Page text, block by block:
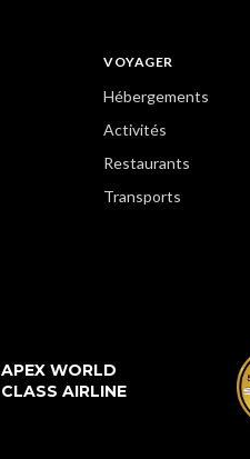
VOYAGER
Hébergements
Activités
Restaurants
Transports
APEX WORLD
CLASS AIRLINE